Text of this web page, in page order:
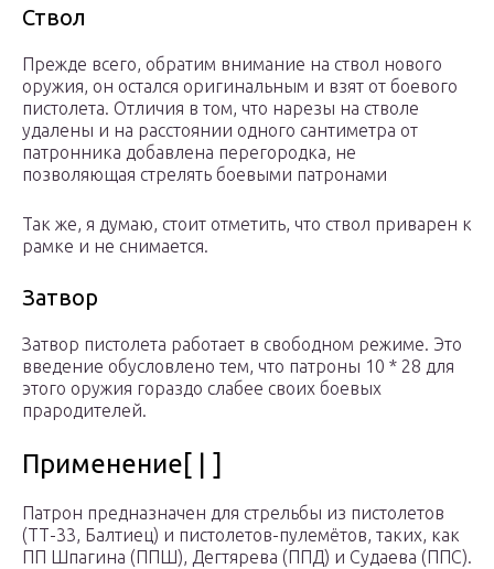
Ствол
Прежде всего, обратим внимание на ствол нового
оружия, он остался оригинальным и взят от боевого
пистолета. Отличия в том, что нарезы на стволе
удалены и на расстоянии одного сантиметра от
патронника добавлена перегородка, не
позволяющая стрелять боевыми патронами
Так же, я думаю, стоит отметить, что ствол приварен к
рамке и не снимается.
Затвор
Затвор пистолета работает в свободном режиме. Это
введение обусловлено тем, что патроны 10 * 28 для
этого оружия гораздо слабее своих боевых
прародителей.
Применение[ | ]
Патрон предназначен для стрельбы из пистолетов
(ТТ-33, Балтиец) и пистолетов-пулемётов, таких, как
ПП Шпагина (ППШ), Дегтярева (ППД) и Судаева (ППС).